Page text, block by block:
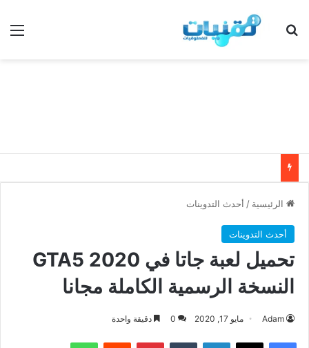
بحث عن
الرئيسية / أحدث التدوينات
أحدث التدوينات
تحميل لعبة جاتا في 2020 GTA5
النسخة الرسمية الكاملة مجانا
Adam مايو 17, 2020 0 دقيقة واحدة
فيسبوك ‫X لينكدإن بينتيريست واتساب